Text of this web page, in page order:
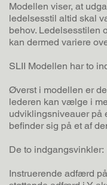
Modellen viser, at
ledelsesstil altid skal
behov. Ledelsesstilen
kan dermed variere
SLII Modellen har to
Øverst i modellen er
lederen kan vælge i
udviklingsniveauer på
befinder sig på et af
De to indgangsvinkler:
Instruerende adfærd